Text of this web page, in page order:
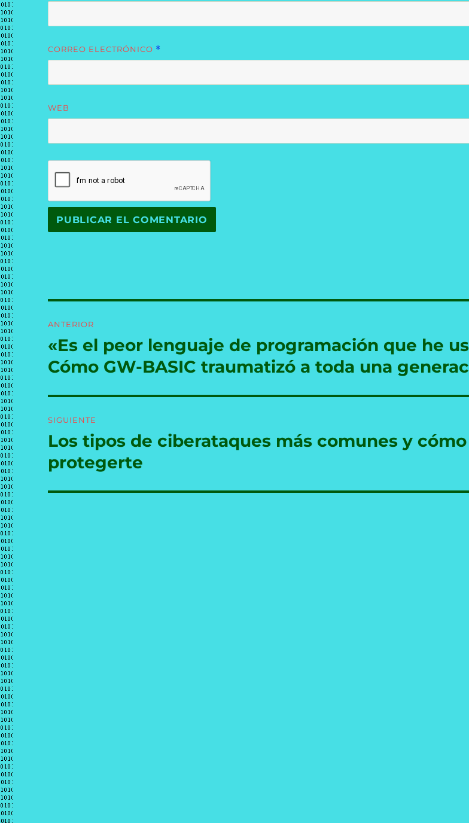
CORREO ELECTRÓNICO *
WEB
de
entradas
ANTERIOR
Entrada
anterior:
«Es el peor lenguaje de programación que he
Cómo GW-BASIC traumatizó a toda una
SIGUIENTE
Entrada
siguiente:
Los tipos de ciberataques más comunes y cómo
protegerte